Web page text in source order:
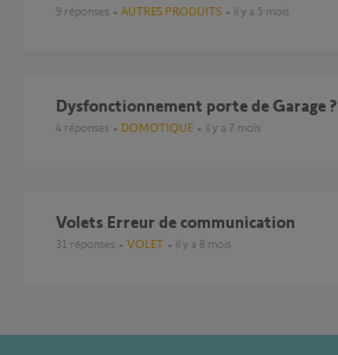
9 réponses AUTRES PRODUITS il y a 5 mois
dysfonctionnement porte de Garage ?
4 réponses DOMOTIQUE il y a 7 mois
Volets Erreur de communication
31 réponses VOLET il y a 8 mois